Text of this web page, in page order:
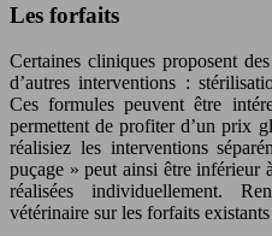
Les forfaits
Certaines cliniques proposent
d’autres interventions :
Ces formules peuvent être
permettent de profiter d’un prix
réalisiez les interventions
puçage » peut ainsi être inférieur
réalisées individuellement.
vétérinaire sur les forfaits